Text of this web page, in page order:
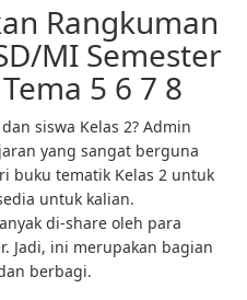
Rangkuman
MI Semester
5 6 7 8
siswa Kelas 2? Admin
yang sangat berguna
buku tematik Kelas 2 untuk
untuk kalian.
di-share oleh para
Jadi, ini merupakan bagian
berbagi.